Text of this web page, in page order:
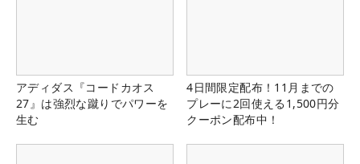
アディダス『コードカオス
27』は強烈な蹴りでパワーを
生む
4日間限定配布！11月までの
プレーに2回使える1,500円分
クーポン配布中！